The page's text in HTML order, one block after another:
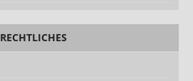
RECHTLICHES